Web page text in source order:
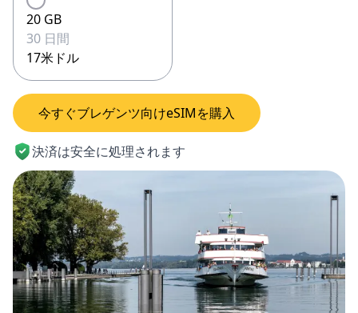
20 GB
30 日間
17米ドル
今すぐブレゲンツ向けeSIMを購入
決済は安全に処理されます